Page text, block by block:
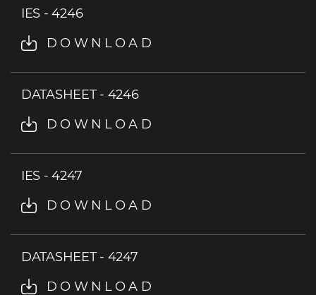
IES - 4246
DOWNLOAD
DATASHEET - 4246
DOWNLOAD
IES - 4247
DOWNLOAD
DATASHEET - 4247
DOWNLOAD